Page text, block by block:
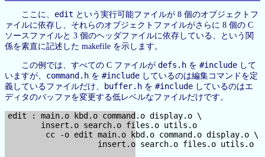
ここに、 edit という実行可能ファイルが 8 個のオブジェクトフ
ァイルに依存し、それらのオブジェクトファイルがさらに 8 個の C
ソースファイルと 3 個のヘッダファイルに依存している、という関
係を素直に記述した makefile を示します。
この例では、すべての C ファイルが defs.h を #include して
いますが、 command.h を #include しているのは編集コマンドを定
義しているファイルだけ、
buffer.h を #include しているのはエ
ディタのバッファを変更する低レベルなファイルだけです。
edit : main.o kbd.o command.o display.o \
       insert.o search.o files.o utils.o
        cc -o edit main.o kbd.o command.o display.o \
                   insert.o search.o files.o utils.o